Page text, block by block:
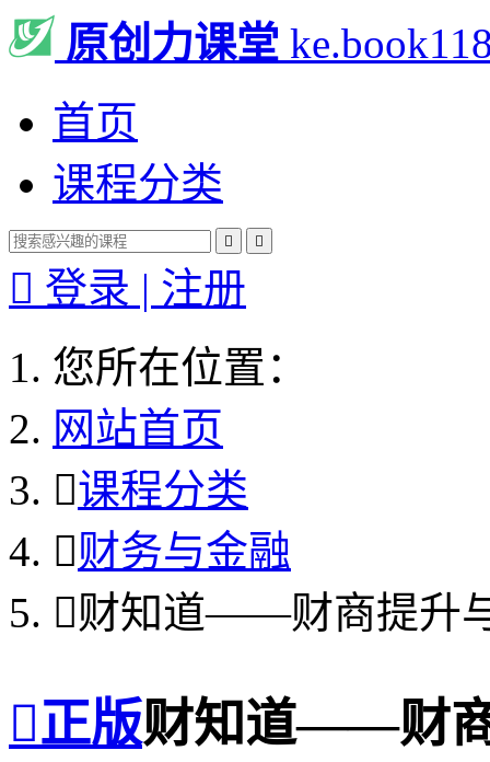
原创力课堂
首页
课程分类
 
 登录 | 注册
您所在位置：
网站首页
课程分类
财务与金融
财知道——财商提升
正版财知道——财